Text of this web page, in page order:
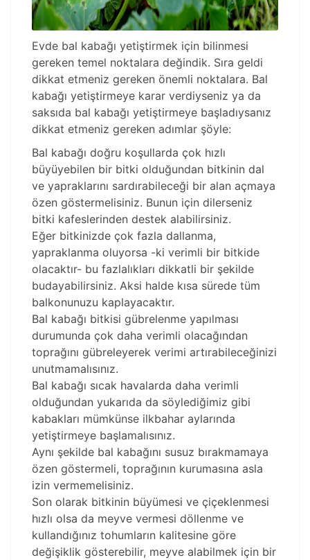
Evde bal kabağı yetiştirmek için bilinmesi
gereken temel noktalara değindik. Sıra geldi
dikkat etmeniz gereken önemli noktalara. Bal
kabağı yetiştirmeye karar verdiyseniz ya da
saksıda bal kabağı yetiştirmeye başladıysanız
dikkat etmeniz gereken adımlar şöyle:
Bal kabağı doğru koşullarda çok hızlı
büyüyebilen bir bitki olduğundan bitkinin dal
ve yapraklarını sardırabileceği bir alan açmaya
özen göstermelisiniz. Bunun için dilerseniz
bitki kafeslerinden destek alabilirsiniz.
Eğer bitkinizde çok fazla dallanma,
yapraklanma oluyorsa -ki verimli bir bitkide
olacaktır- bu fazlalıkları dikkatli bir şekilde
budayabilirsiniz. Aksi halde kısa sürede tüm
balkonunuzu kaplayacaktır.
Bal kabağı bitkisi gübrelenme yapılması
durumunda çok daha verimli olacağından
toprağını gübreleyerek verimi artırabileceğinizi
unutmamalısınız.
Bal kabağı sıcak havalarda daha verimli
olduğundan yukarıda da söylediğimiz gibi
kabakları mümkünse ilkbahar aylarında
yetiştirmeye başlamalısınız.
Aynı şekilde bal kabağını susuz bırakmamaya
özen göstermeli, toprağının kurumasına asla
izin vermemelisiniz.
Son olarak bitkinin büyümesi ve çiçeklenmesi
hızlı olsa da meyve vermesi döllenme ve
kullandığınız tohumların kalitesine göre
değişiklik gösterebilir, meyve alabilmek için bir